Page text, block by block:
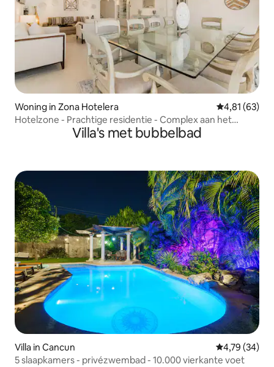
Woning in Zona Hotelera Gemiddelde
4,81 (63)
Hotelzone - Prachtige residentie - Complex aan het
Villa's met bubbelbad
Villa in Cancun Gemiddelde
4,79 (34)
5 slaapkamers - privézwembad - 10.000 vierkante voet